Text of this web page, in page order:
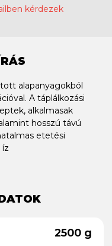
kérdezek
alapanyagokból
A táplálkozási
alkalmasak
hosszú távú
etetési
2500 g